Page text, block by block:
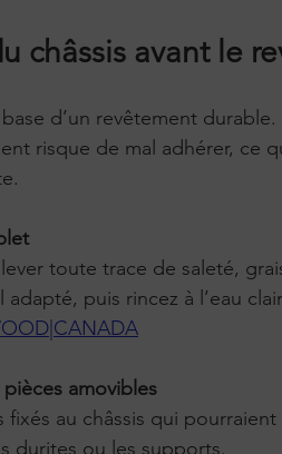
châssis avant le
d’un revêtement
risque de mal adhérer, ce
puis rincez à l’eau
amovibles
durites ou les supports.